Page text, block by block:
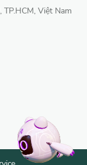
Việt Nam